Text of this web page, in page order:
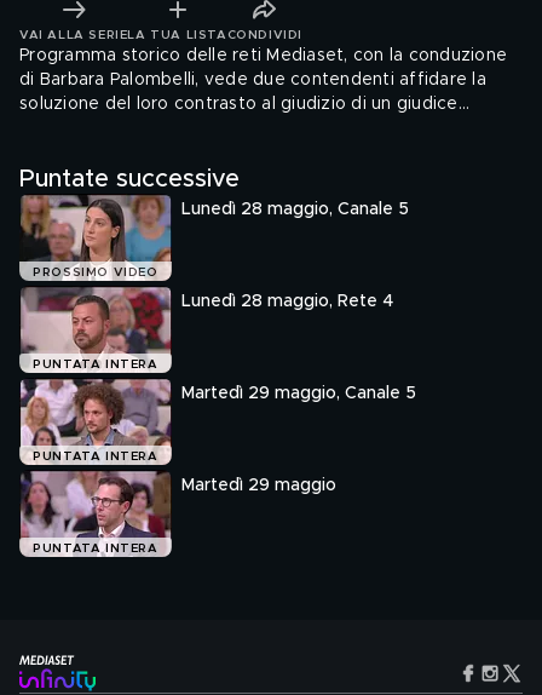
VAI ALLA SERIE LA TUA LISTA CONDIVIDI
Programma storico delle reti Mediaset, con la conduzione
di Barbara Palombelli, vede due contendenti affidare la
soluzione del loro contrasto al giudizio di un giudice
Paese.
Puntate successive
PROSSIMO VIDEO
Lunedì 28 maggio, Canale 5
PUNTATA INTERA
Lunedì 28 maggio, Rete 4
PUNTATA INTERA
Martedì 29 maggio, Canale 5
PUNTATA INTERA
Martedì 29 maggio